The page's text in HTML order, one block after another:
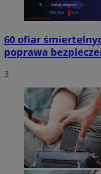
60 ofiar
poprawa
3